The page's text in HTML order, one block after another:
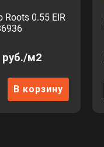
Roots 0.55 EIR
руб./м2
В корзину